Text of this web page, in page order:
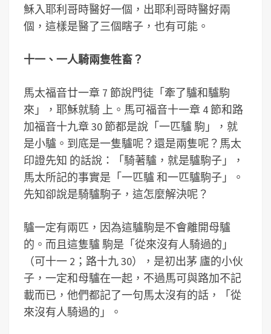
穌入耶利哥時醫好一個，出耶利哥時醫好兩
個，這樣是醫了三個瞎子，也有可能。
十一、一人騎兩隻牲畜？
馬太福音廿一章 7 節說門徒「牽了驢和驢駒
來」，耶穌就騎 上。馬可福音十一章 4 節和路
加福音十九章 30 節都是說「一匹驢 駒」，就
是小驢。到底是一隻驢呢？還是兩隻呢？馬太
印證先知 的話說：「騎著驢，就是驢駒子」，
馬太所記的事實是「一匹驢 和一匹驢駒子」。
先知卻說是騎驢駒子，這怎麼解決呢？
驢一定有兩匹，因為這驢駒是不會離開母驢
的。而且這隻驢 駒是「從來沒有人騎過的」
（可十一 2；路十九 30），是初出茅 廬的小伙
子，一定和母驢在一起，不過馬可與路加不記
載而已，他們都記了一句馬太沒有的話，「從
來沒有人騎過的」。